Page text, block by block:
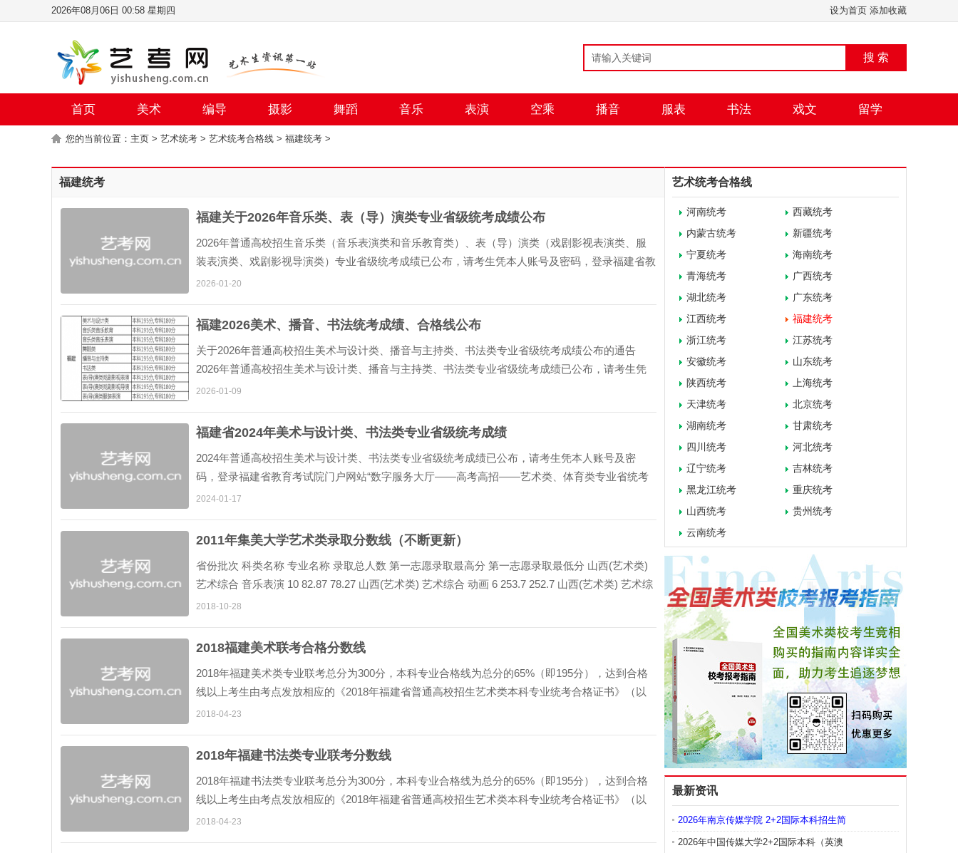
设为首页 添加收藏
2026年08月06日 00:58 星期四
搜 索
首页 美术 编导 摄影 舞蹈 音乐 表演 空乘 播音 服表 书法 戏文 留学
您的当前位置： 主页 > 艺术统考 > 艺术统考合格线 > 福建统考 >
福建统考
福建关于2026年音乐类、表（导）演类专业省级统考成绩公布
2026年普通高校招生音乐类（音乐表演类和音乐教育类）、表（导）演类（戏剧影视表演类、服
装表演类、戏剧影视导演类）专业省级统考成绩已公布，请考生凭本人账号及密码，登录福建省教
育考试院门户网站（www.eeafj.cn）“数字服务大厅——高考高招——艺术类...
2026-01-20
福建2026美术、播音、书法统考成绩、合格线公布
关于2026年普通高校招生美术与设计类、播音与主持类、书法类专业省级统考成绩公布的通告
2026年普通高校招生美术与设计类、播音与主持类、书法类专业省级统考成绩已公布，请考生凭
本人账号及密码，登录福建省教育考试院门户网站（www.eeafj.cn）“数字服务大...
2026-01-09
福建省2024年美术与设计类、书法类专业省级统考成绩
2024年普通高校招生美术与设计类、书法类专业省级统考成绩已公布，请考生凭本人账号及密
码，登录福建省教育考试院门户网站“数字服务大厅——高考高招——艺术类、体育类专业省统考
成绩查询”栏目中进行查询。 美术与设计类、书法类专业省级统考成绩达到本科...
2024-01-17
2011年集美大学艺术类录取分数线（不断更新）
省份批次 科类名称 专业名称 录取总人数 第一志愿录取最高分 第一志愿录取最低分 山西(艺术类)
艺术综合 音乐表演 10 82.87 78.27 山西(艺术类) 艺术综合 动画 6 253.7 252.7 山西(艺术类) 艺术综
合 艺术 设计 6 255.6 252.7 山西(艺术类) 艺术综合 音乐表演...
2018-10-28
2018福建美术联考合格分数线
2018年福建美术类专业联考总分为300分，本科专业合格线为总分的65%（即195分），达到合格
线以上考生由考点发放相应的《2018年福建省普通高校招生艺术类本科专业统考合格证书》（以
下简称《省统考本科合格证书》）；专科专业合格线为总分的60%（即180分）。...
2018-04-23
2018年福建书法类专业联考分数线
2018年福建书法类专业联考总分为300分，本科专业合格线为总分的65%（即195分），达到合格
线以上考生由考点发放相应的《2018年福建省普通高校招生艺术类本科专业统考合格证书》（以
下简称《省统考本科合格证书》）；专科专业合格线为总分的60%（即180分）。...
2018-04-23
艺术统考合格线
河南统考
西藏统考
内蒙古统考
新疆统考
宁夏统考
海南统考
青海统考
广西统考
湖北统考
广东统考
江西统考
福建统考
浙江统考
江苏统考
安徽统考
山东统考
陕西统考
上海统考
天津统考
北京统考
湖南统考
甘肃统考
四川统考
河北统考
辽宁统考
吉林统考
黑龙江统考
重庆统考
山西统考
贵州统考
云南统考
最新资讯
2026年南京传媒学院 2+2国际本科招生简
2026年中国传媒大学2+2国际本科（英澳